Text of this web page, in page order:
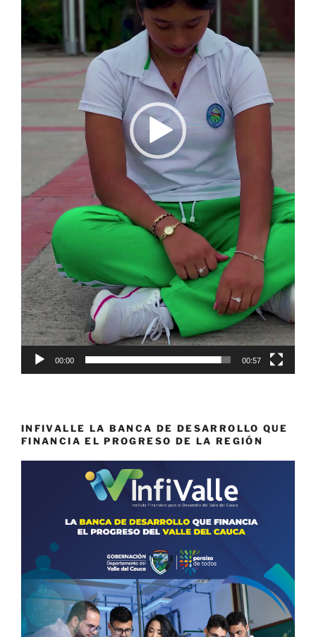
00:00 00:57
INFIVALLE LA BANCA DE DESARROLLO QUE
FINANCIA EL PROGRESO DE LA REGIÓN